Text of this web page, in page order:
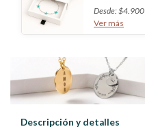
Desde: $4.900
Ver más
Descripción y detalles